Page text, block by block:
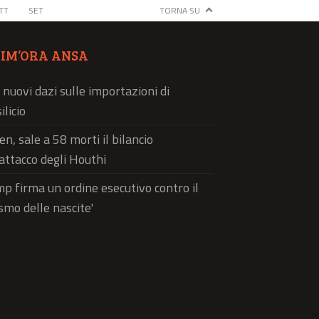
SET TORNA SU
ANSA
nuovi dazi sulle importazioni di
sale a 58 morti il bilancio
degli Houthi
firma un ordine esecutivo contro il
delle nascite'